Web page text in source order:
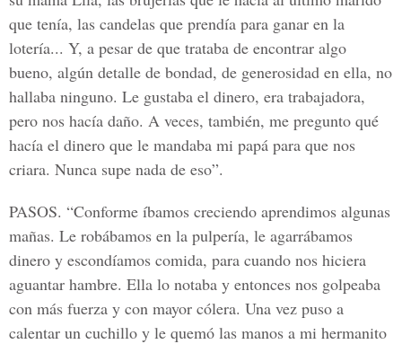
que tenía, las candelas que prendía para ganar en la
lotería... Y, a pesar de que trataba de encontrar algo
bueno, algún detalle de bondad, de generosidad en ella, no
hallaba ninguno. Le gustaba el dinero, era trabajadora,
pero nos hacía daño. A veces, también, me pregunto qué
hacía el dinero que le mandaba mi papá para que nos
criara. Nunca supe nada de eso”.
PASOS. “Conforme íbamos creciendo aprendimos algunas
mañas. Le robábamos en la pulpería, le agarrábamos
dinero y escondíamos comida, para cuando nos hiciera
aguantar hambre. Ella lo notaba y entonces nos golpeaba
con más fuerza y con mayor cólera. Una vez puso a
calentar un cuchillo y le quemó las manos a mi hermanito